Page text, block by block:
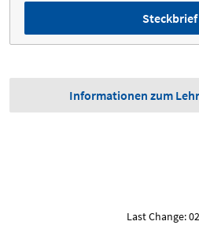
Steckbrief
Informationen zum
Last Change: